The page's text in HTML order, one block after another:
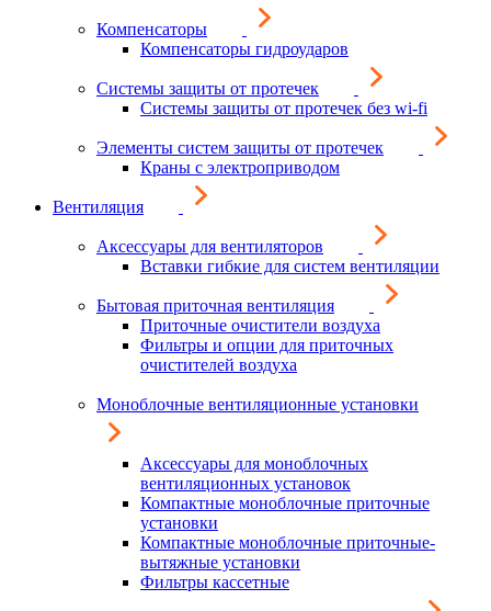
Компенсаторы
Компенсаторы гидроударов
Системы защиты от протечек
Системы защиты от протечек без wi-fi
Элементы систем защиты от протечек
Краны с электроприводом
Вентиляция
Аксессуары для вентиляторов
Вставки гибкие для систем вентиляции
Бытовая приточная вентиляция
Приточные очистители воздуха
Фильтры и опции для приточных
очистителей воздуха
Моноблочные вентиляционные установки
Аксессуары для моноблочных
вентиляционных установок
Компактные моноблочные приточные
установки
Компактные моноблочные приточные-
вытяжные установки
Фильтры кассетные